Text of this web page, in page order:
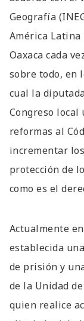
Geografía
América
Oaxaca cada
sobre todo, en
cual la
Congreso
reformas al
incrementar
protección de
como es el
Actualmente
establecida
de prisión y
de la Unidad
quien realice